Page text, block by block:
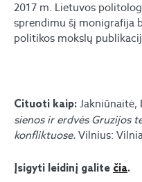
2017 m. Lietuvos
sprendimu šį monigrafija
politikos mokslų
Cituoti kaip: Jakniūnaitė,
sienos ir erdvės Gruzijos
konfliktuose. Vilnius:
Įsigyti leidinį galite čia.